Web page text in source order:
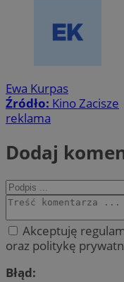
Ewa Kurpas
Źródło: Kino Zacisze
reklama
Dodaj
Akceptuję
oraz politykę
Błąd: